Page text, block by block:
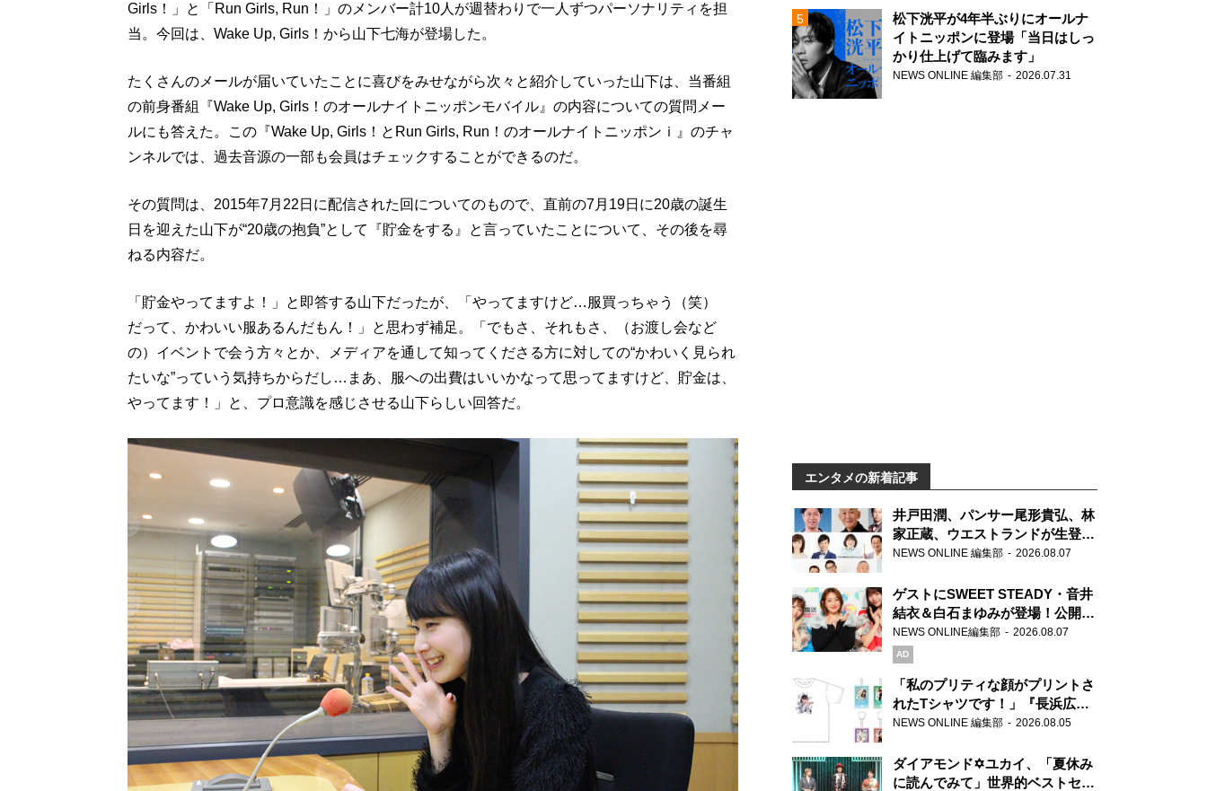
Girls！」と「Run Girls, Run！」のメンバー計10人が週替わりで一人ずつパーソナリティを担
当。今回は、Wake Up, Girls！から山下七海が登場した。
たくさんのメールが届いていたことに喜びをみせながら次々と紹介していった山下は、当番組
の前身番組『Wake Up, Girls！のオールナイトニッポンモバイル』の内容についての質問メー
ルにも答えた。この『Wake Up, Girls！とRun Girls, Run！のオールナイトニッポンｉ』のチャ
ンネルでは、過去音源の一部も会員はチェックすることができるのだ。
その質問は、2015年7月22日に配信された回についてのもので、直前の7月19日に20歳の誕生
日を迎えた山下が“20歳の抱負”として『貯金をする』と言っていたことについて、その後を尋
ねる内容だ。
「貯金やってますよ！」と即答する山下だったが、「やってますけど…服買っちゃう（笑）
だって、かわいい服あるんだもん！」と思わず補足。「でもさ、それもさ、（お渡し会など
の）イベントで会う方々とか、メディアを通して知ってくださる方に対しての“かわいく見られ
たいな”っていう気持ちからだし…まあ、服への出費はいいかなって思ってますけど、貯金は、
やってます！」と、プロ意識を感じさせる山下らしい回答だ。
松下洸平が4年半ぶりにオールナ
イトニッポンに登場「当日はしっ
かり仕上げて臨みます」
NEWS ONLINE 編集部 2026.07.31
エンタメの新着記事
井戸田潤、パンサー尾形貴弘、林
家正蔵、ウエストランドが生登
場！『ラジオビバリー昼ズ』
NEWS ONLINE 編集部 2026.08.07
ゲストにSWEET STEADY・音井
結衣＆白石まゆみが登場！公開収
録で素顔全開！
NEWS ONLINE編集部 2026.08.07
AD
「私のプリティな顔がプリントさ
れたTシャツです！」『長浜広奈
天下無双』初の番組グッズ発売
NEWS ONLINE 編集部 2026.08.05
ダイアモンド✡ユカイ、「夏休み
に読んでみて」世界的ベストセラ